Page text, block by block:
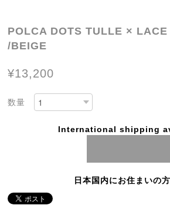
POLCA DOTS TULLE × LACE
/BEIGE
¥13,200
数量
International shipping
日本国内にお住まいの